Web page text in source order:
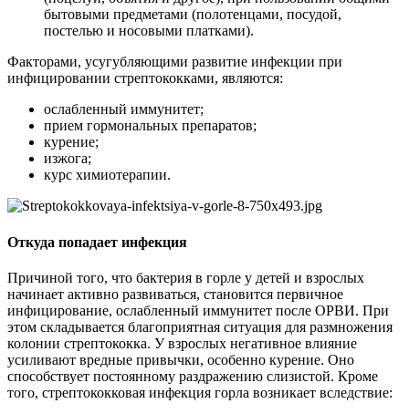
бытовыми предметами (полотенцами, посудой,
постелью и носовыми платками).
Факторами, усугубляющими развитие инфекции при
инфицировании стрептококками, являются:
ослабленный иммунитет;
прием гормональных препаратов;
курение;
изжога;
курс химиотерапии.
Откуда попадает инфекция
Причиной того, что бактерия в горле у детей и взрослых
начинает активно развиваться, становится первичное
инфицирование, ослабленный иммунитет после ОРВИ. При
этом складывается благоприятная ситуация для размножения
колонии стрептококка. У взрослых негативное влияние
усиливают вредные привычки, особенно курение. Оно
способствует постоянному раздражению слизистой. Кроме
того, стрептококковая инфекция горла возникает вследствие: